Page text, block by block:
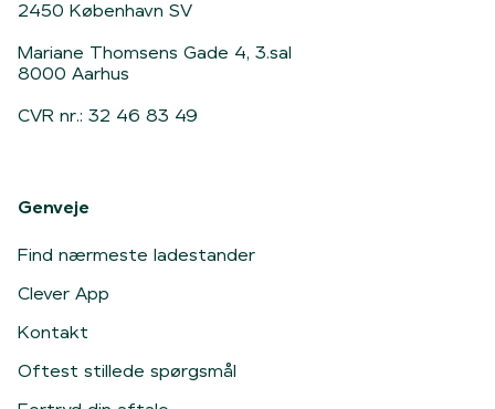
2450 København SV
Mariane Thomsens Gade 4, 3.sal
8000 Aarhus
CVR nr.: 32 46 83 49
Genveje
Find nærmeste ladestander
Clever App
Kontakt
Oftest stillede spørgsmål